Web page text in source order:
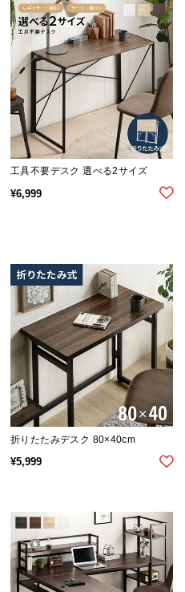
お
知
せ
ブ
ロ
グ
情
報
工具不要デスク 選べる2サイズ
¥6,999
折りたたみデスク 80×40cm
¥5,999